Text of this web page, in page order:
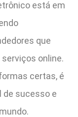
está em
que
online.
certas, é
de sucesso e